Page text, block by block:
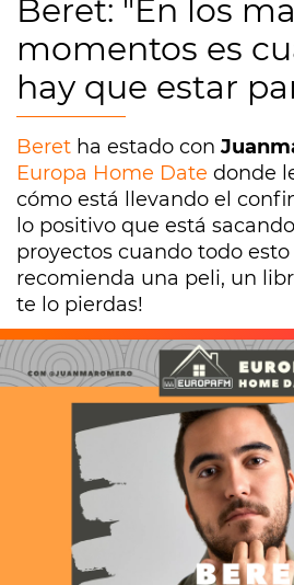
Beret: "En los
momentos es
hay que estar
Beret ha estado con
Europa Home Date donde
cómo está llevando el
lo positivo que está
proyectos cuando todo
recomienda una peli, un
te lo pierdas!